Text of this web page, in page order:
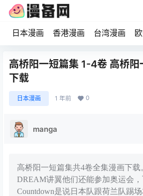
日本漫画 香港漫画 台湾漫画
高桥阳一短篇集 1-4卷 高桥阳
下载
日本漫画 1 年前 0
manga
高桥阳一短篇集共4卷全集漫画下
DREAM讲翼他们还能参加奥运会，
Countdown是说日本队跟荷兰队踢